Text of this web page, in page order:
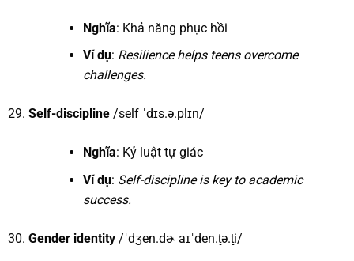
Nghĩa: Khả năng phục hồi
Ví dụ: Resilience helps teens overcome
challenges.
Self-discipline/self ˈdɪs.ə.plɪn/
Nghĩa: Kỷ luật tự giác
Ví dụ: Self-discipline is key to academic
success.
Gender identity/ˈdʒen.dɚ aɪˈden.t̬ə.t̬i/